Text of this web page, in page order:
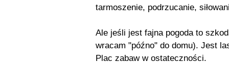
tarmoszenie, podrzucanie,
Ale jeśli jest fajna pogoda to
wracam "późno" do domu). Jest
Plac zabaw w ostateczności.